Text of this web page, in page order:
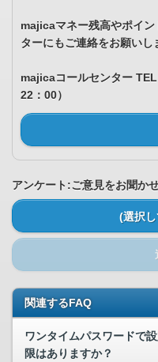
majicaマネー残高やポイ
ターにもご連絡をお願いし
majicaコールセンター
22：00）
アンケート:ご意見をお聞か
(選択
関連するFAQ
ワンタイムパスワードで
限はありますか？